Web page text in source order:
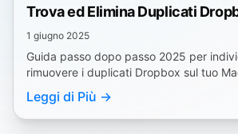
Trova ed Elimina Duplicati
1 giugno 2025
Guida passo dopo passo 2025 per
rimuovere i duplicati Dropbox sul tuo
spazio. Soluzione con un clic con Zero
Leggi di Più →